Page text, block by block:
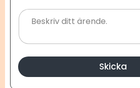
Skicka